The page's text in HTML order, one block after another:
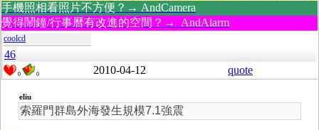
手機照相看照片不方便？→ AndCamera
覺得鬧鐘/行事曆有改進的空間？→ AndAlarm
coolcd
46
0 0 2010-04-12 quote
eliu
索羅門群島外海發生規模7.1強震